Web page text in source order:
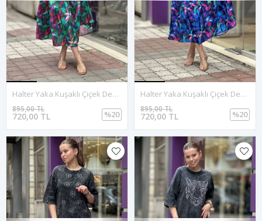
Halter Yaka Kuşaklı Çiçek Desen Midi Boy Elbise-Yeşil
720,00 TL
895,00 TL
%20
Halter Yaka Kuşaklı Çiçek Desen Midi Boy Elbise-Saksmavi
720,00 TL
895,00 TL
%20